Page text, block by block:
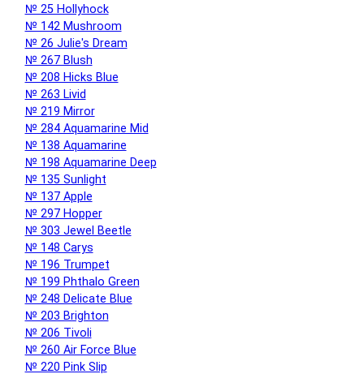
№ 25 Hollyhock
№ 142 Mushroom
№ 26 Julie's Dream
№ 267 Blush
№ 208 Hicks Blue
№ 263 Livid
№ 219 Mirror
№ 284 Aquamarine Mid
№ 138 Aquamarine
№ 198 Aquamarine Deep
№ 135 Sunlight
№ 137 Apple
№ 297 Hopper
№ 303 Jewel Beetle
№ 148 Carys
№ 196 Trumpet
№ 199 Phthalo Green
№ 248 Delicate Blue
№ 203 Brighton
№ 206 Tivoli
№ 260 Air Force Blue
№ 220 Pink Slip